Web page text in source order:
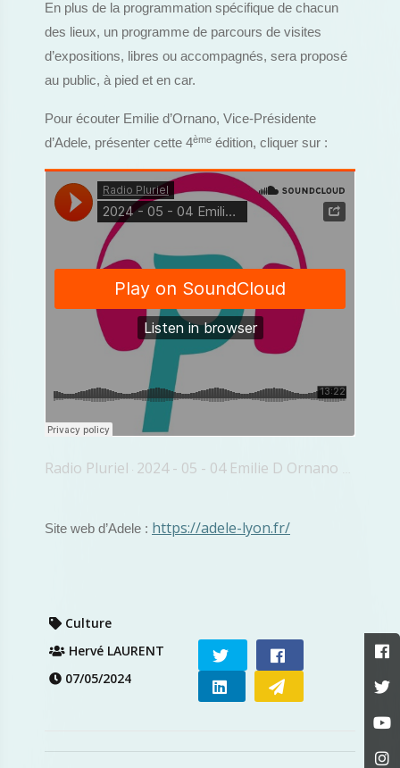
En plus de la programmation spécifique de chacun
des lieux, un programme de parcours de visites
d’expositions, libres ou accompagnés, sera proposé
au public, à pied et en car.
Pour écouter Emilie d’Ornano, Vice-Présidente
d’Adele, présenter cette 4ème édition, cliquer sur :
Radio Pluriel · 2024 - 05 - 04 Emilie D Ornano Mai D Adele
Site web d’Adele : https://adele-lyon.fr/
Culture
Hervé LAURENT
07/05/2024